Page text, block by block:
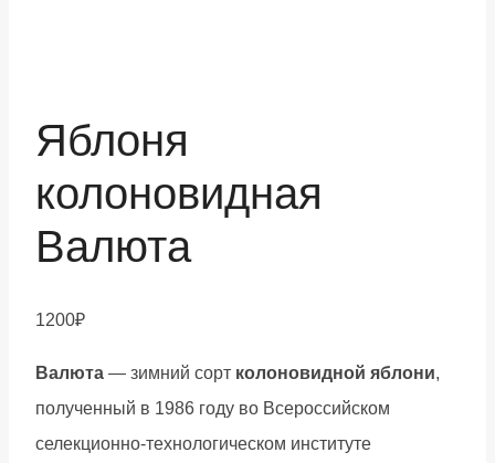
Яблоня
колоновидная
Валюта
1200₽
Валюта — зимний сорт колоновидной яблони,
полученный в 1986 году во Всероссийском
селекционно-технологическом институте